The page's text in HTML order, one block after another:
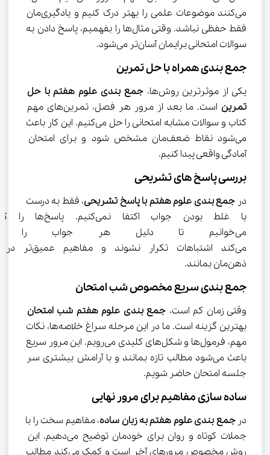
می‌کنند موضوعات علمی را بهتر درک کنیم و یادگیری‌مان
فقط حفظی نباشد. وقتی مثال‌ها را بفهمیم، پاسخ دادن به
سوالات امتحانی برایمان آسان‌تر می‌شود.
جمع ‌بندی همراه با حل تمرین
یکی از موثرترین روش‌ها،
جمع بندی علوم هفتم با حل
تمرین
است. ما بعد از مرور هر فصل، تمرین‌های مهم
کتاب و سوالات مشابه امتحانی را حل می‌کنیم. این کار باعث
می‌شود نقاط ضعف‌مان مشخص شود و برای امتحان
آمادگی واقعی پیدا کنیم.
بررسی پاسخ‌ های تشریحی
در جمع بندی علوم هفتم با پاسخ تشریحی، فقط به درست
یا غلط بودن جواب اکتفا نمی‌کنیم.
می‌خوانیم تا دلیل هر جواب
می‌کند اشتباهات تکرار نشوند و مفاهیم عمیق‌تر در
ذهن‌مان بمانند.
جمع ‌بندی سریع مخصوص شب امتحان
وقتی زمان کم است، جمع بندی علوم هفتم شب امتحان
بهترین گزینه است. ما در این مرحله سراغ خلاصه‌ها، نکات
مهم، فرمول‌ها و شکل‌های کلیدی می‌رویم. این مرور سریع
باعث می‌شود مطالب تازه بمانند و با آرامش بیشتری سر
جلسه امتحان حاضر شویم.
ساده ‌سازی مفاهیم برای مرور نهایی
در جمع بندی علوم هفتم به زبان ساده، مفاهیم سخت را با
جملات کوتاه و روان برای خودمان توضیح می‌دهیم. این
روش مخصوص مرورهای آخر است و کمک می‌کند مطالب